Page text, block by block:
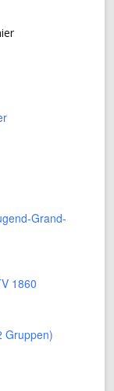
Grand-
1860
Gruppen)